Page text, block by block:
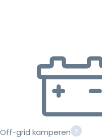
Off-grid kamperen